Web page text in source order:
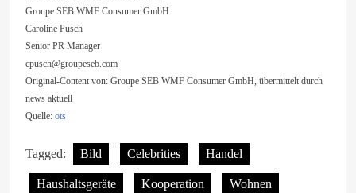
Groupe SEB WMF Consumer GmbH
Caroline Pusch
Senior PR Manager
cpusch@groupeseb.com
Original-Content von: Groupe SEB WMF Consumer GmbH, übermittelt durch
news aktuell
Quelle: ots
Tagged: Bild Celebrities Handel
Haushaltsgeräte Kooperation Wohnen